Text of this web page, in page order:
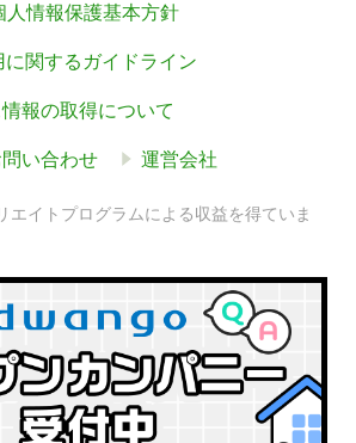
人情報保護基本方針
関するガイドライン
報の取得について
い合わせ 運営会社
エイトプログラムによる収益を得ていま